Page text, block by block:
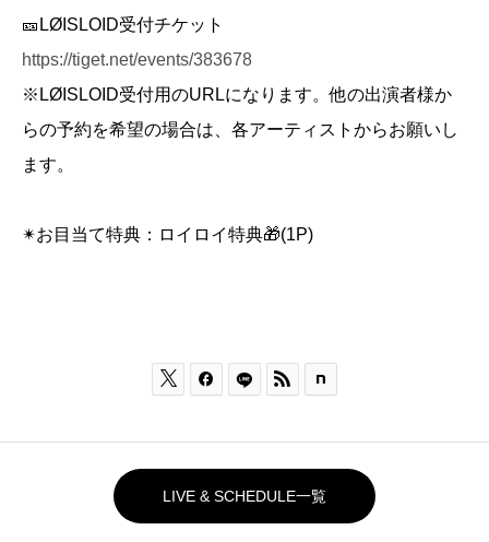
🎫LØISLOID受付チケット
https://tiget.net/events/383678
※LØISLOID受付用のURLになります。他の出演者様か
らの予約を希望の場合は、各アーティストからお願いし
ます。
✴︎お目当て特典：ロイロイ特典🎁(1P)
  
LIVE & SCHEDULE一覧